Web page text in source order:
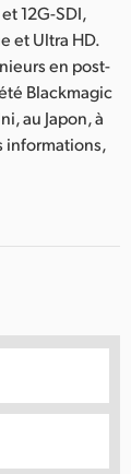
12G-SDI,
et Ultra HD.
en post-
Blackmagic
au Japon, à
informations,